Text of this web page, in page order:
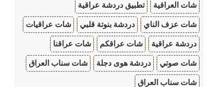
شات العراقية تطبيق دردشة عراقية
شات عزف الناي دردشة بنوتة قلبي شات عراقيات
دردشة عراقية شات عراقكم شات عراقنا
شات صوتي دردشة هوى دجلة شات سناب العراق
شات سناب العراق